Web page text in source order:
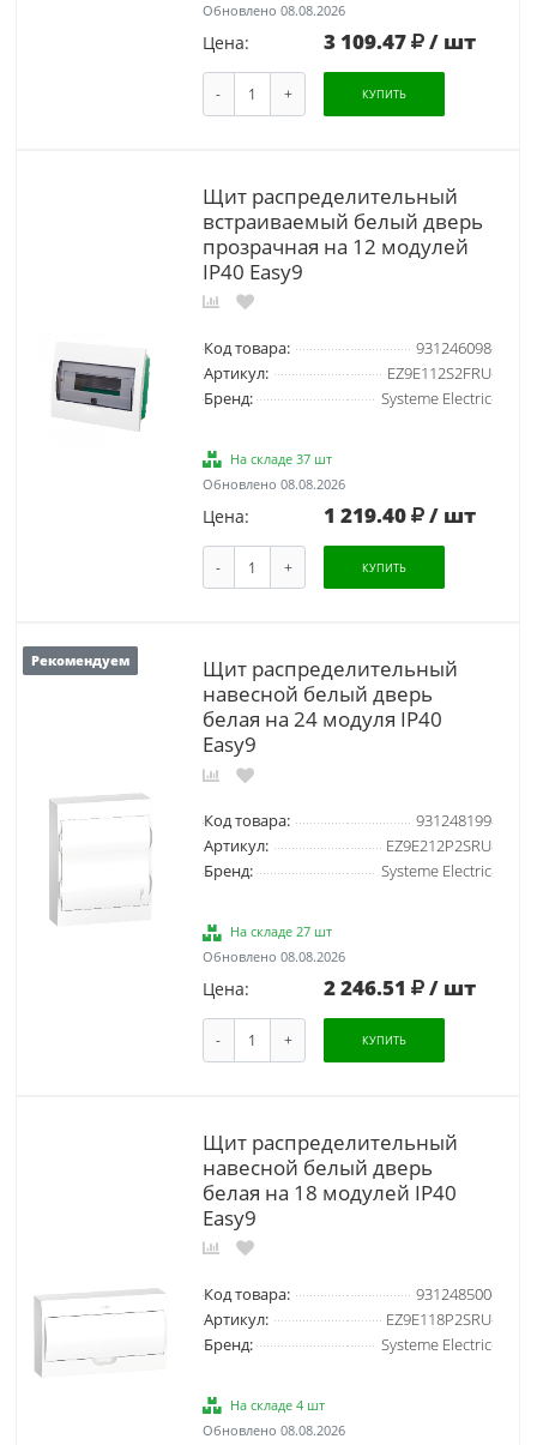
Обновлено 08.08.2026
Цена: 3 109.47 / шт
- + КУПИТЬ
Щит распределительный
встраиваемый белый дверь
прозрачная на 12 модулей
IP40 Easy9
Код товара:
931246098
Артикул:
EZ9E112S2FRU
Бренд:
Systeme Electric
На складе 37 шт
Обновлено 08.08.2026
Цена: 1 219.40 / шт
- + КУПИТЬ
Рекомендуем
Щит распределительный
навесной белый дверь
белая на 24 модуля IP40
Easy9
Код товара:
931248199
Артикул:
EZ9E212P2SRU
Бренд:
Systeme Electric
На складе 27 шт
Обновлено 08.08.2026
Цена: 2 246.51 / шт
- + КУПИТЬ
Щит распределительный
навесной белый дверь
белая на 18 модулей IP40
Easy9
Код товара:
931248500
Артикул:
EZ9E118P2SRU
Бренд:
Systeme Electric
На складе 4 шт
Обновлено 08.08.2026